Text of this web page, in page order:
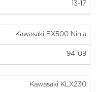
13-17
Kawasaki EX500 Ninja
94-09
Kawasaki KLX230